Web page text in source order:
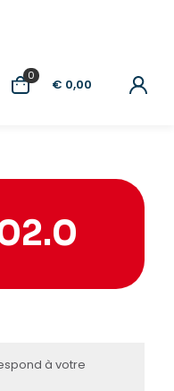
0
€ 0,00
à votre